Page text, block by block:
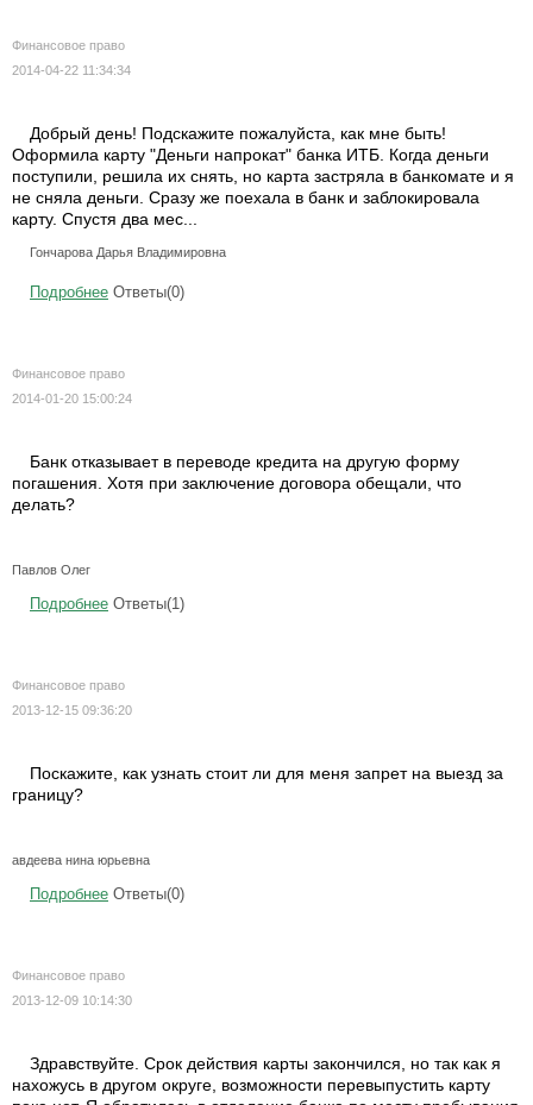
Финансовое право
2014-04-22 11:34:34
Добрый день! Подскажите пожалуйста, как мне быть!
Оформила карту "Деньги напрокат" банка ИТБ. Когда деньги
поступили, решила их снять, но карта застряла в банкомате и я
не сняла деньги. Сразу же поехала в банк и заблокировала
карту. Спустя два мес...
Гончарова Дарья Владимировна
Подробнее Ответы(0)
Финансовое право
2014-01-20 15:00:24
Банк отказывает в переводе кредита на другую форму
погашения. Хотя при заключение договора обещали, что
делать?
Павлов Олег
Подробнее Ответы(1)
Финансовое право
2013-12-15 09:36:20
Поскажите, как узнать стоит ли для меня запрет на выезд за
границу?
авдеева нина юрьевна
Подробнее Ответы(0)
Финансовое право
2013-12-09 10:14:30
Здравствуйте. Срок действия карты закончился, но так как я
нахожусь в другом округе, возможности перевыпустить карту